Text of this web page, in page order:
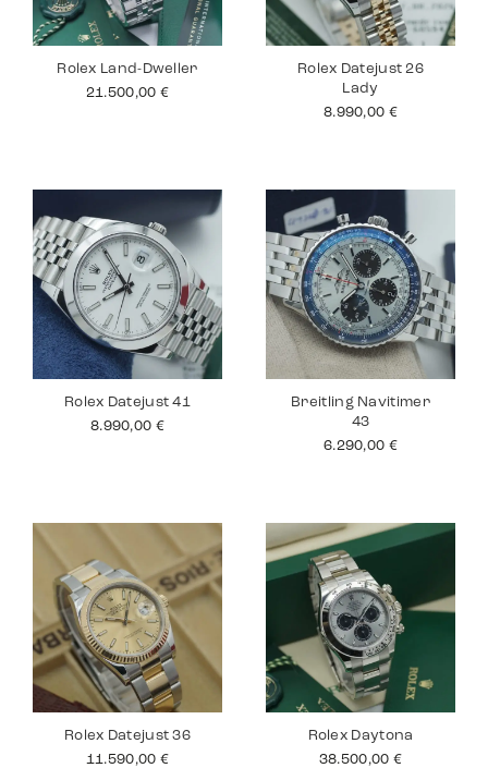
Rolex Land-Dweller
21.500,00 €
Rolex Datejust 26
Lady
8.990,00 €
Rolex Datejust 41
8.990,00 €
Breitling Navitimer
43
6.290,00 €
Rolex Datejust 36
11.590,00 €
Rolex Daytona
38.500,00 €